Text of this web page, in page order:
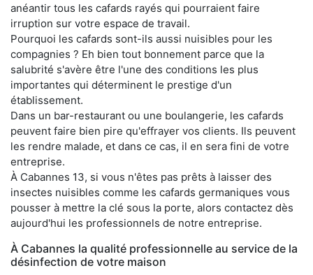
anéantir tous les cafards rayés qui pourraient faire
irruption sur votre espace de travail.
Pourquoi les cafards sont-ils aussi nuisibles pour les
compagnies ? Eh bien tout bonnement parce que la
salubrité s'avère être l'une des conditions les plus
importantes qui déterminent le prestige d'un
établissement.
Dans un bar-restaurant ou une boulangerie, les cafards
peuvent faire bien pire qu'effrayer vos clients. Ils peuvent
les rendre malade, et dans ce cas, il en sera fini de votre
entreprise.
À Cabannes 13, si vous n'êtes pas prêts à laisser des
insectes nuisibles comme les cafards germaniques vous
pousser à mettre la clé sous la porte, alors contactez dès
aujourd'hui les professionnels de notre entreprise.
À Cabannes la qualité professionnelle au service de la
désinfection de votre maison